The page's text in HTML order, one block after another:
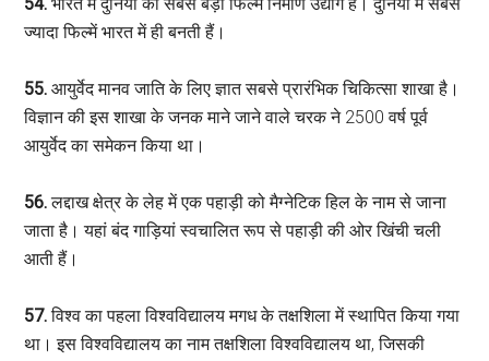
ज्यादा फिल्में भारत में ही बनती हैं।
55.आयुर्वेद मानव जाति के लिए ज्ञात सबसे प्रारंभिक चिकित्सा शाखा है।
विज्ञान की इस शाखा के जनक माने जाने वाले चरक ने 2500 वर्ष पूर्व
आयुर्वेद का समेकन किया था।
56.लद्दाख क्षेत्र के लेह में एक पहाड़ी को मैग्नेटिक हिल के नाम से जाना
जाता है। यहां बंद गाड़ियां स्वचालित रूप से पहाड़ी की ओर खिंची चली
आती हैं।
57.विश्व का पहला विश्वविद्यालय मगध के तक्षशिला में स्थापित किया गया
था। इस विश्वविद्यालय का नाम तक्षशिला विश्वविद्यालय था, जिसकी